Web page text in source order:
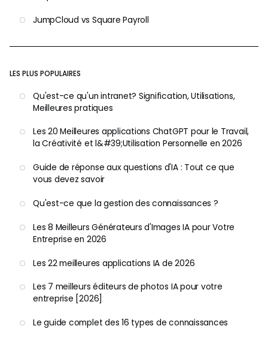
JumpCloud vs Square Payroll
LES PLUS POPULAIRES
Qu'est-ce qu'un intranet? Signification, Utilisations,
Meilleures pratiques
Les 20 Meilleures applications ChatGPT pour le Travail,
la Créativité et l&#39;Utilisation Personnelle en 2026
Guide de réponse aux questions d'IA : Tout ce que
vous devez savoir
Qu'est-ce que la gestion des connaissances ?
Les 8 Meilleurs Générateurs d'Images IA pour Votre
Entreprise en 2026
Les 22 meilleures applications IA de 2026
Les 7 meilleurs éditeurs de photos IA pour votre
entreprise [2026]
Le guide complet des 16 types de connaissances